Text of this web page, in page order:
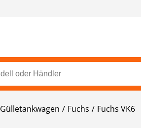
Gülletankwagen Fuchs Fuchs VK6